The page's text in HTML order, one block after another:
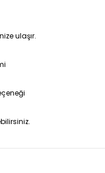
ulaşır.